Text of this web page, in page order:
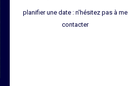
planifier une date : n'hésitez pas à me
contacter